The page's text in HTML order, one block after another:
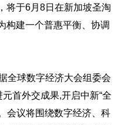
于6月8日在新加坡圣淘
构建一个普惠平衡、协调
全球数字经济大会组委会
首外交成果,开启中新“全
会议将围绕数字经济、科